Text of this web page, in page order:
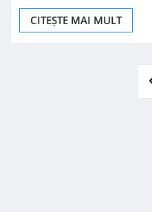
CITEȘTE MAI MULT